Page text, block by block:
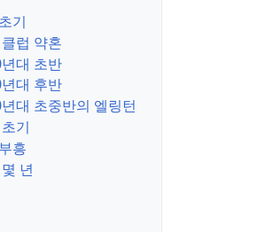
기
럽 약혼
대 초반
대 후반
대 초중반의 엘링턴
기
흥
년